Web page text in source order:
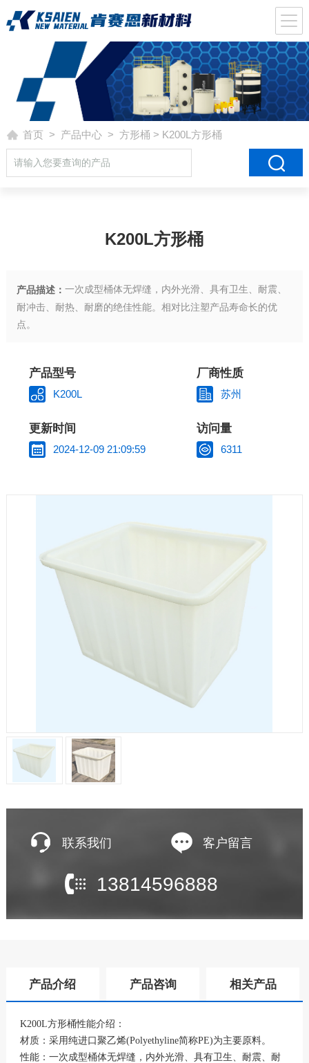
首页 > 产品中心> 方形桶 > K200L方形桶
K200L方形桶
产品描述： 一次成型桶体无焊缝，内外光滑、具有卫生、耐震、
耐冲击、耐热、耐磨的绝佳性能。相对比注塑产品寿命长的优
点。
产品型号
K200L
厂商性质
苏州
更新时间
2024-12-09 21:09:59
访问量
6311
联系我们 客户留言
13814596888
产品介绍 产品咨询 相关产品
K200L方形桶性能介绍：
材质：采用纯进口聚乙烯(Polyethyline简称PE)为主要原料。
性能：一次成型桶体无焊缝，内外光滑、具有卫生、耐震、耐